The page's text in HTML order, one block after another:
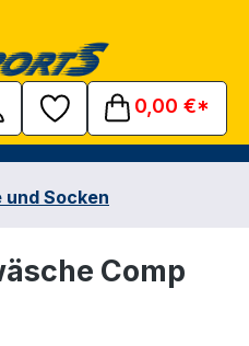
0,00 €*
Socken
Comp